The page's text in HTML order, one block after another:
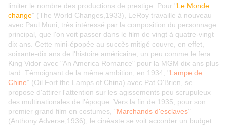
limiter le nombre des productions de prestige. Pour "Le Monde
change" (The World Changes,1933), LeRoy travaille à nouveau
avec Paul Muni, très intéressé par la composition du personnage
principal, que l'on voit passer dans le film de vingt à quatre-vingt
dix ans. Cette mini-épopée au succès mitigé couvre, en effet,
soixante-dix ans de l'histoire américaine, un peu comme le fera
King Vidor avec "An America Romance" pour la MGM dix ans plus
tard. Témoignant de la même ambition, en 1934, "Lampe de
Chine" (Oil Fort the Lamps of China) avec Pat O'Brien, se
propose d'attirer l'attention sur les agissements peu scrupuleux
des multinationales de l'époque. Vers la fin de 1935, pour son
premier grand film en costumes, "Marchands d'esclaves"
(Anthony Adverse,1936), le cinéaste se voit accorder un budget